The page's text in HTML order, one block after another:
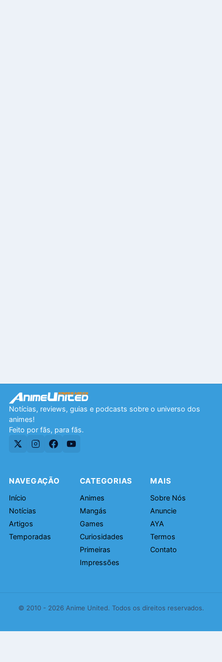
Notícias, reviews, guias e podcasts sobre o universo dos
animes!
Feito por fãs, para fãs.
NAVEGAÇÃO
Início
Notícias
Artigos
Temporadas
CATEGORIAS
Animes
Mangás
Games
Curiosidades
Primeiras
Impressões
MAIS
Sobre Nós
Anuncie
AYA
Termos
Contato
© 2010 - 2026 Anime United. Todos os direitos reservados.